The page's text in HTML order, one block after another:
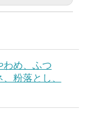
わめ、ふつ
粉落とし、